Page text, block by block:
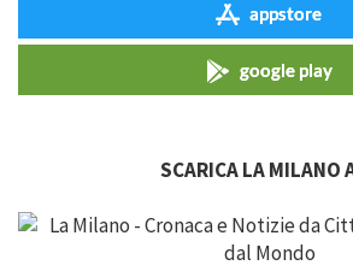
appstore
google play
SCARICA LA MILANO